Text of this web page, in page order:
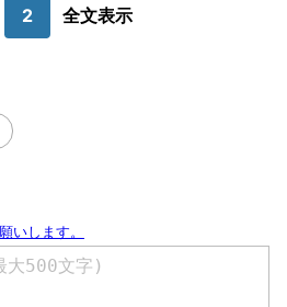
2 全文表示